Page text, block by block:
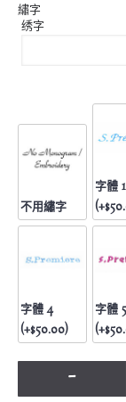
繡字
绣字
不用繡字
字體 1
字體 4
(+$50.00)
字體 5
-